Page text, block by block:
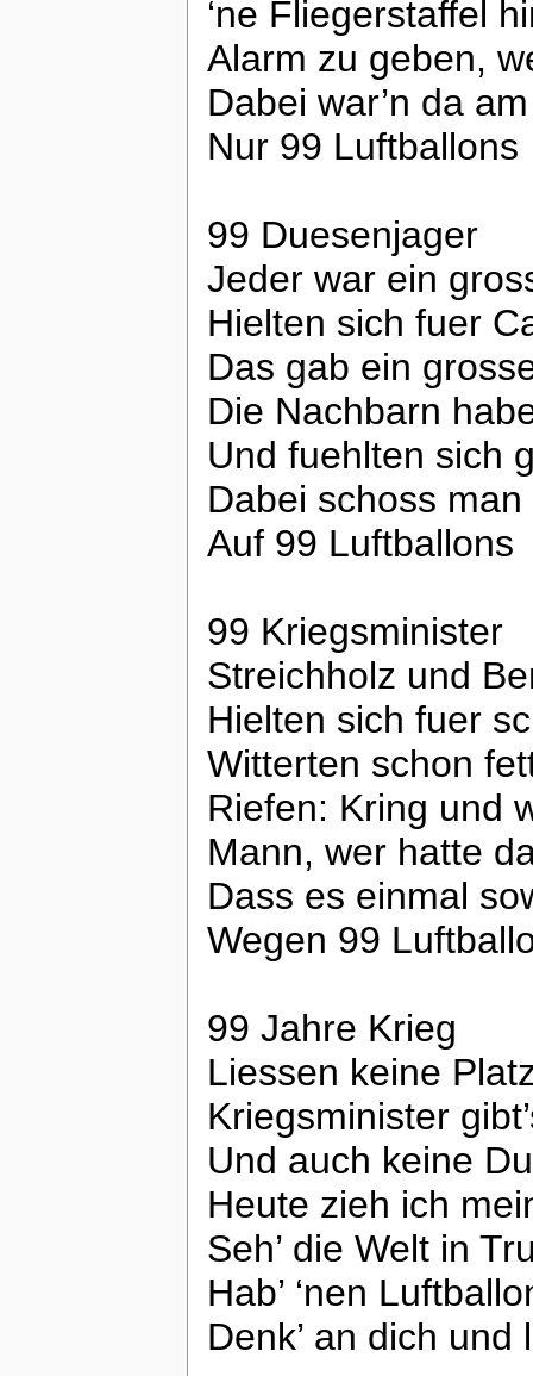
‘ne Fliegerstaffel
Alarm zu geben,
Dabei war’n da
Nur 99 Luftballons
99 Duesenjager
Jeder war ein
Hielten sich fuer
Das gab ein
Die Nachbarn
Und fuehlten sich
Dabei schoss
Auf 99 Luftballons
99 Kriegsminister
Streichholz und
Hielten sich fuer
Witterten schon
Riefen: Kring und
Mann, wer hatte
Dass es einmal
Wegen 99
99 Jahre Krieg
Liessen keine
Kriegsminister
Und auch keine
Heute zieh ich
Seh’ die Welt in
Hab’ ‘nen
Denk’ an dich und